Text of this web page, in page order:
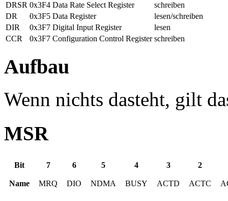
DRSR 0x3F4 Data Rate Select Register
schreiben
DR
0x3F5 Data Register
lesen/schreiben
DIR
0x3F7 Digital Input Register
lesen
CCR
0x3F7 Configuration Control Register schreiben
Aufbau
Wenn nichts dasteht, gilt
MSR
Bit 7 6 5 4 3 2
Name MRQ DIO NDMA BUSY ACTD ACTC